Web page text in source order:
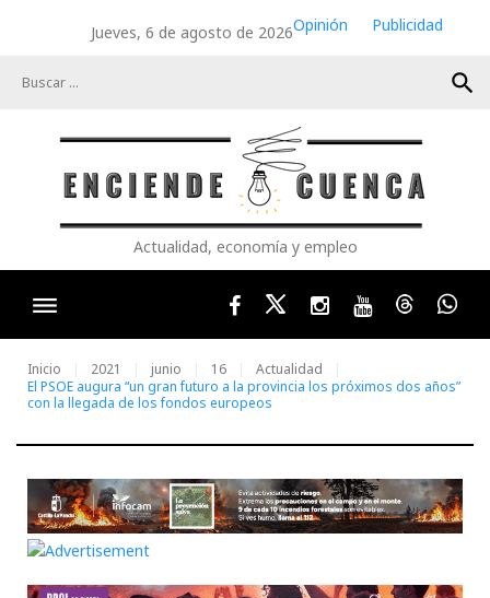
Jueves, 6 de agosto de 2026Opinión
Publicidad
search
Actualidad, economía y empleo
FacebookTwitterInstagram
YoutubeThreads
Inicio 2021 junio 16
Actualidad
El PSOE augura “un gran futuro a la provincia los próximos dos años”
con la llegada de los fondos europeos